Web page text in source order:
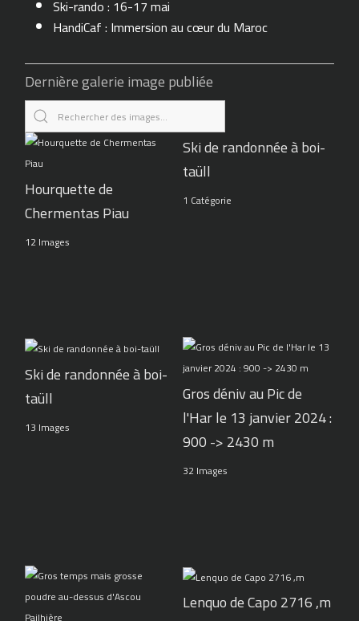
Ski-rando : 16-17 mai
HandiCaf : Immersion au cœur du Maroc
Dernière galerie image publiée
Hourquette de
Chermentas Piau
12 Images
Ski de randonnée à boi-
taüll
1 Catégorie
Ski de randonnée à boi-
taüll
13 Images
Gros déniv au Pic de
l'Har le 13 janvier 2024 :
900 -> 2430 m
32 Images
Lenquo de Capo 2716 ,m